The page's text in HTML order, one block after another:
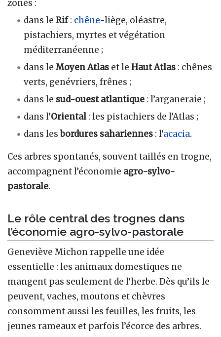
zones :
dans leRif: chêne-liège, oléastre,
pistachiers, myrtes et végétation
méditerranéenne ;
dans leMoyen Atlas et leHaut Atlas : chênes
verts, genévriers, frênes ;
dans le sud-ouest atlantique : l’arganeraie ;
dans l’Oriental: les pistachiers de l’Atlas ;
dans lesbordures sahariennes : l’acacia.
Ces arbres spontanés, souvent taillés en trogne,
accompagnent l’économie agro-sylvo-
pastorale.
Le rôle central des trognes dans
l’économie agro-sylvo-pastorale
Geneviève Michon rappelle une idée
essentielle : les animaux domestiques ne
mangent pas seulement de l’herbe. Dès qu’ils le
peuvent, vaches, moutons et chèvres
consomment aussi les feuilles, les fruits, les
jeunes rameaux et parfois l’écorce des arbres.